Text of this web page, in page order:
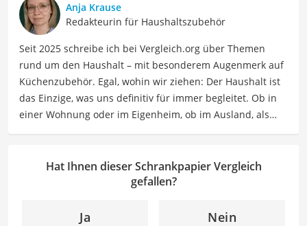
Wohnungsreinigung, Haushaltszubehör, Vorrat und
Aufbewahrung, Textilpflege, Wäsche und Bügeln. In ihrer
Freizeit ordnet Sabine nicht nur ihren eigenen Haushalt,
sondern liest auch sehr gern. Wenn sie auf einem Gebiet
keine minimalistische Neigung hat, dann bei Büchern.
Der Schrankpapier-Vergleich ist aus unserer Sicht
besonders empfehlenswert fürBastler .
Anja Krause
Redakteurin für Haushaltszubehör
Seit 2025 schreibe ich bei Vergleich.org über Themen
rund um den Haushalt – mit besonderem Augenmerk auf
Küchenzubehör. Egal, wohin wir ziehen: Der Haushalt ist
das Einzige, was uns definitiv für immer begleitet. Ob in
einer Wohnung oder im Eigenheim, ob im Ausland, als
Erfahrung heraus berichte ich über Produkte und
Lösungen, die den Alltag erleichtern und praktische
Der Schrankpapier-Vergleich ist aus unserer Sicht
Hat Ihnen dieser Schrankpapier Vergleich
gefallen?
Ja Nein